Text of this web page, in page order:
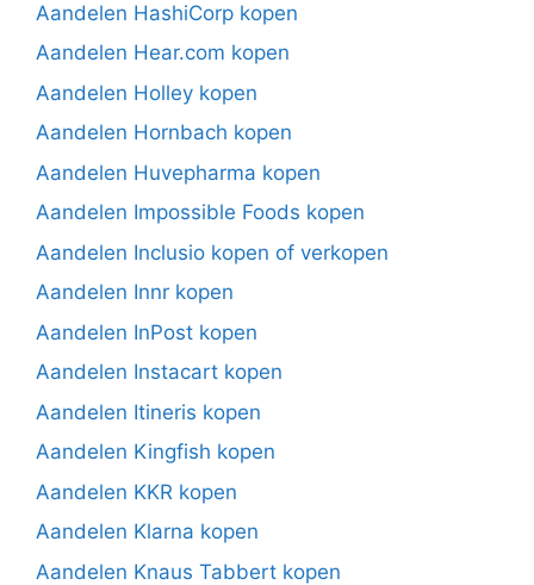
Aandelen HashiCorp kopen
Aandelen Hear.com kopen
Aandelen Holley kopen
Aandelen Hornbach kopen
Aandelen Huvepharma kopen
Aandelen Impossible Foods kopen
Aandelen Inclusio kopen of verkopen
Aandelen Innr kopen
Aandelen InPost kopen
Aandelen Instacart kopen
Aandelen Itineris kopen
Aandelen Kingfish kopen
Aandelen KKR kopen
Aandelen Klarna kopen
Aandelen Knaus Tabbert kopen